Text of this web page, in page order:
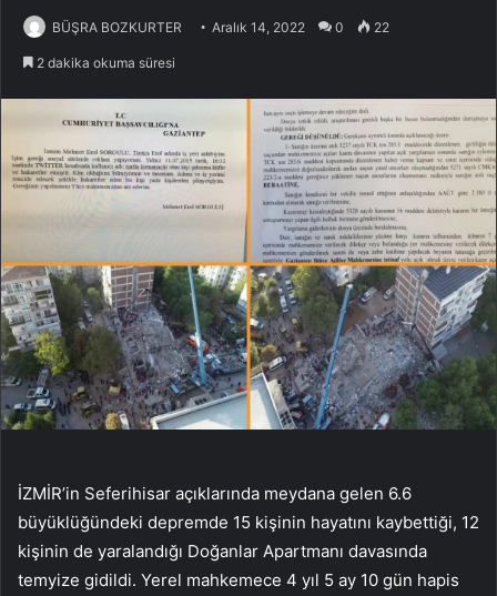
BÜŞRA BOZKURTER Aralık 14, 2022 0 22
2 dakika okuma süresi
İZMİR’in Seferihisar açıklarında meydana gelen 6.6
büyüklüğündeki depremde 15 kişinin hayatını kaybettiği, 12
kişinin de yaralandığı Doğanlar Apartmanı davasında
temyize gidildi. Yerel mahkemece 4 yıl 5 ay 10 gün hapis